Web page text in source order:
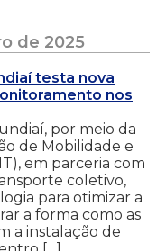
de 2025
testa nova
nos
por meio da
de Mobilidade e
em parceria com
coletivo,
para otimizar a
a forma como as
a instalação de